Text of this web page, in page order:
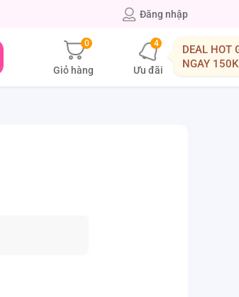
Đăng nhập
0
Giỏ hàng
4
Ưu đãi
DEAL HOT
NGAY 150K